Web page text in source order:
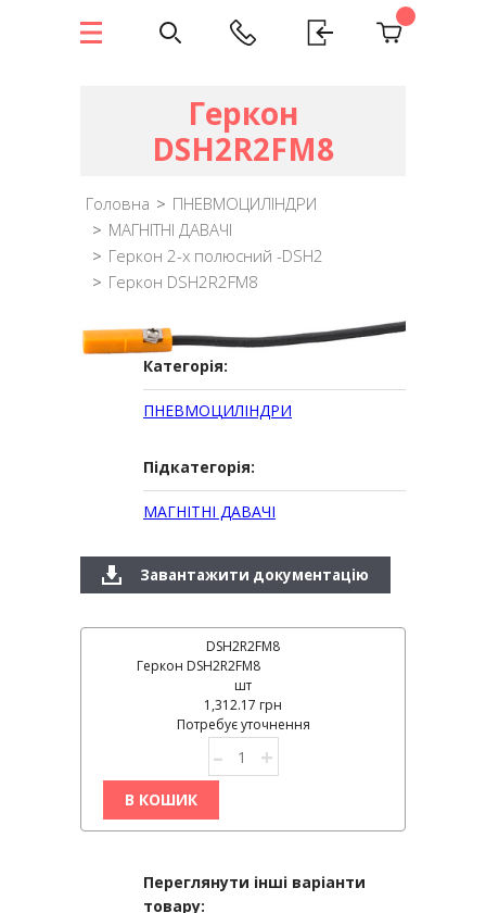
Геркон
DSH2R2FM8
Головна > ПНЕВМОЦИЛІНДРИ
> МАГНІТНІ ДАВАЧІ
> Геркон 2-х полюсний -DSH2
> Геркон DSH2R2FM8
Категорія:
ПНЕВМОЦИЛІНДРИ
Підкатегорія:
МАГНІТНІ ДАВАЧІ
Завантажити документацію
DSH2R2FM8
Геркон DSH2R2FM8
шт
1,312.17 грн
Потребує уточнення
– +
В КОШИК
Переглянути інші варіанти
товару: